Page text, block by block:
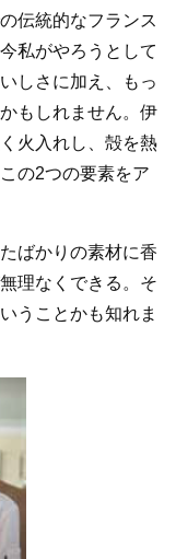
伝統的なフランス
私がやろうとして
しさに加え、もっ
もしれません。伊
火入れし、殻を熱
の2つの要素をア
ばかりの素材に香
理なくできる。そ
うことかも知れま